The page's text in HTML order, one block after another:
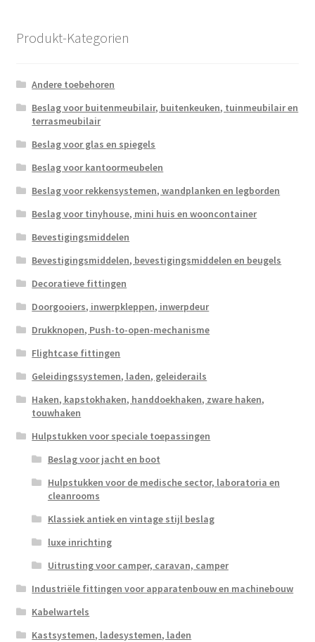
Produkt-Kategorien
Andere toebehoren
Beslag voor buitenmeubilair, buitenkeuken, tuinmeubilair en
terrasmeubilair
Beslag voor glas en spiegels
Beslag voor kantoormeubelen
Beslag voor rekkensystemen, wandplanken en legborden
Beslag voor tinyhouse, mini huis en wooncontainer
Bevestigingsmiddelen
Bevestigingsmiddelen, bevestigingsmiddelen en beugels
Decoratieve fittingen
Doorgooiers, inwerpkleppen, inwerpdeur
Drukknopen, Push-to-open-mechanisme
Flightcase fittingen
Geleidingssystemen, laden, geleiderails
Haken, kapstokhaken, handdoekhaken, zware haken,
touwhaken
Hulpstukken voor speciale toepassingen
Beslag voor jacht en boot
Hulpstukken voor de medische sector, laboratoria en
cleanrooms
Klassiek antiek en vintage stijl beslag
luxe inrichting
Uitrusting voor camper, caravan, camper
Industriële fittingen voor apparatenbouw en machinebouw
Kabelwartels
Kastsystemen, ladesystemen, laden